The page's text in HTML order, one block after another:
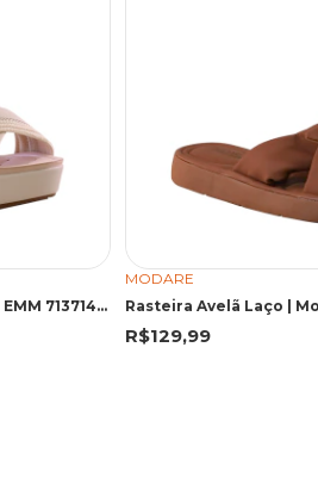
MODARE 7137147 ELA CREME 40 EMM 7137147 CREME
MODARE
Rasteira Avelã Laço |
R$129,99